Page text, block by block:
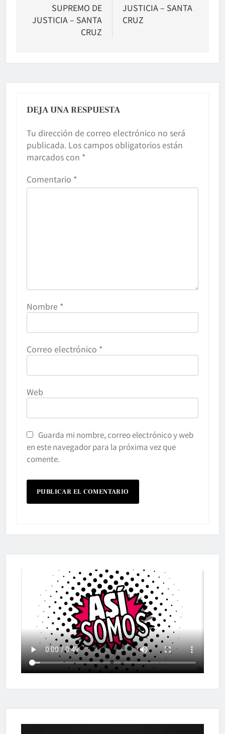
SUPREMO DE
JUSTICIA – SANTA
CRUZ
JUSTICIA – SANTA
CRUZ
DEJA UNA RESPUESTA
Tu dirección de correo electrónico no será
publicada. Los campos obligatorios están
marcados con *
Comentario *
Nombre *
Correo electrónico *
Web
Guarda mi nombre, correo electrónico y web
en este navegador para la próxima vez que
comente.